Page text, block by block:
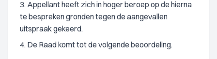
3. Appellant heeft zich in hoger beroep op de hierna
te bespreken gronden tegen de aangevallen
uitspraak gekeerd.
4. De Raad komt tot de volgende beoordeling.